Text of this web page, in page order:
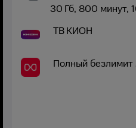
30 Гб, 800 минут,
ТВКИОН
Полный безлимит